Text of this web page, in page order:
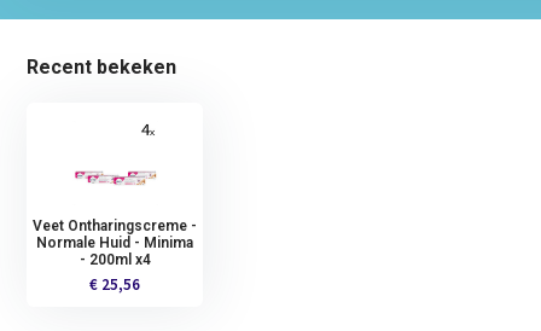
Recent bekeken
Veet Ontharingscreme -
Normale Huid - Minima
- 200ml x4
€ 25,56